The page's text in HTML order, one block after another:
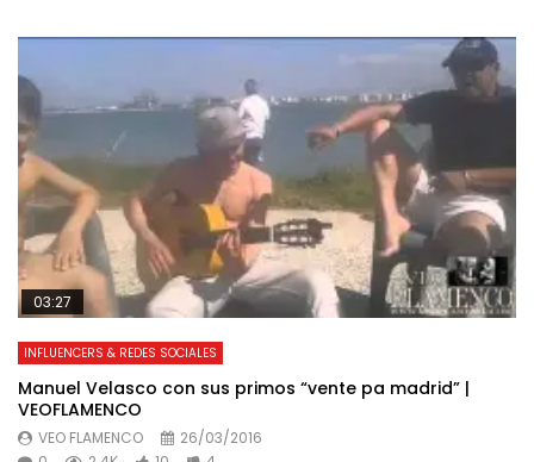
03:27
INFLUENCERS & REDES SOCIALES
Manuel Velasco con sus primos “vente pa madrid” |
VEOFLAMENCO
VEO FLAMENCO
26/03/2016